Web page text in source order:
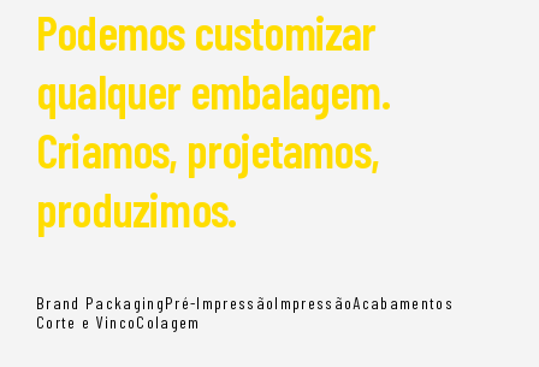
Podemos customizar
qualquer embalagem.
Criamos, projetamos,
produzimos.
Brand PackagingPré-ImpressãoImpressãoAcabamentos
Corte e VincoColagem